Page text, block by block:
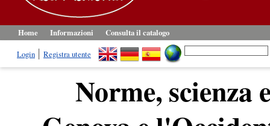
Home Informazioni
Consulta il catalogo
Login
Registra utente
Norme,